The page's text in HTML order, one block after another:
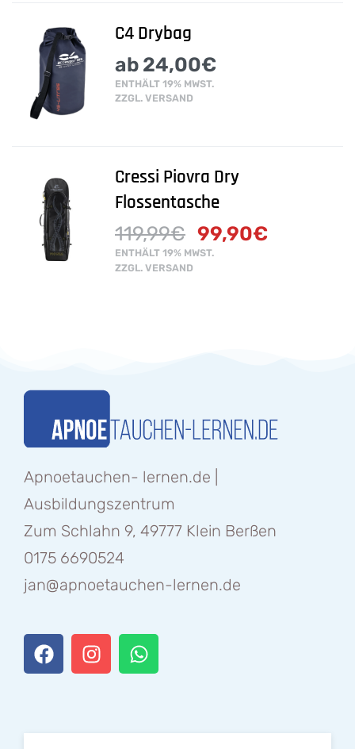
C4 Drybag
ab 24,00€
ENTHÄLT 19% MWST.
ZZGL. VERSAND
Cressi Piovra Dry
Flossentasche
119,99€ 99,90€
ENTHÄLT 19% MWST.
ZZGL. VERSAND
Apnoetauchen- lernen.de |
Ausbildungszentrum
Zum Schlahn 9, 49777 Klein Berßen
0175 6690524
jan@apnoetauchen-lernen.de